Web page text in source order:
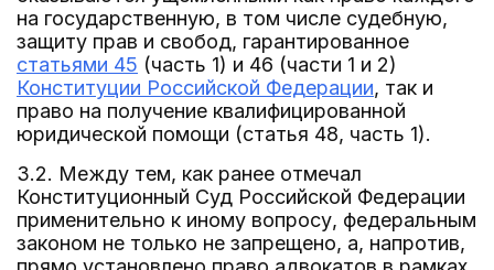
на государственную, в том числе судебную,
защиту прав и свобод, гарантированное
статьями 45 (часть 1) и 46 (части 1 и 2)
Конституции Российской Федерации, так и
право на получение квалифицированной
юридической помощи (статья 48, часть 1).
3.2. Между тем, как ранее отмечал
Конституционный Суд Российской Федерации
применительно к иному вопросу, федеральным
законом не только не запрещено, а, напротив,